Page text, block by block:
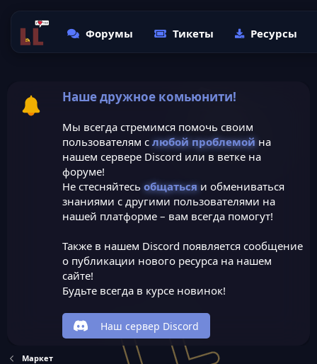
Форумы Тикеты Ресурсы
Наше дружное комьюнити!
Мы всегда стремимся помочь своим
пользователям с любой проблемойна
нашем сервере Discord или в ветке на
форуме!
Не стесняйтесь общатьсяи обмениваться
знаниями с другими пользователями на
нашей платформе – вам всегда помогут!
Также в нашем Discord появляется сообщение
о публикации нового ресурса на нашем
сайте!
Будьте всегда в курсе новинок!
Наш сервер Discord
Маркет